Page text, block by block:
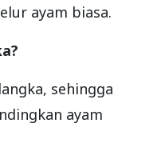
ayam biasa.
sehingga
ayam